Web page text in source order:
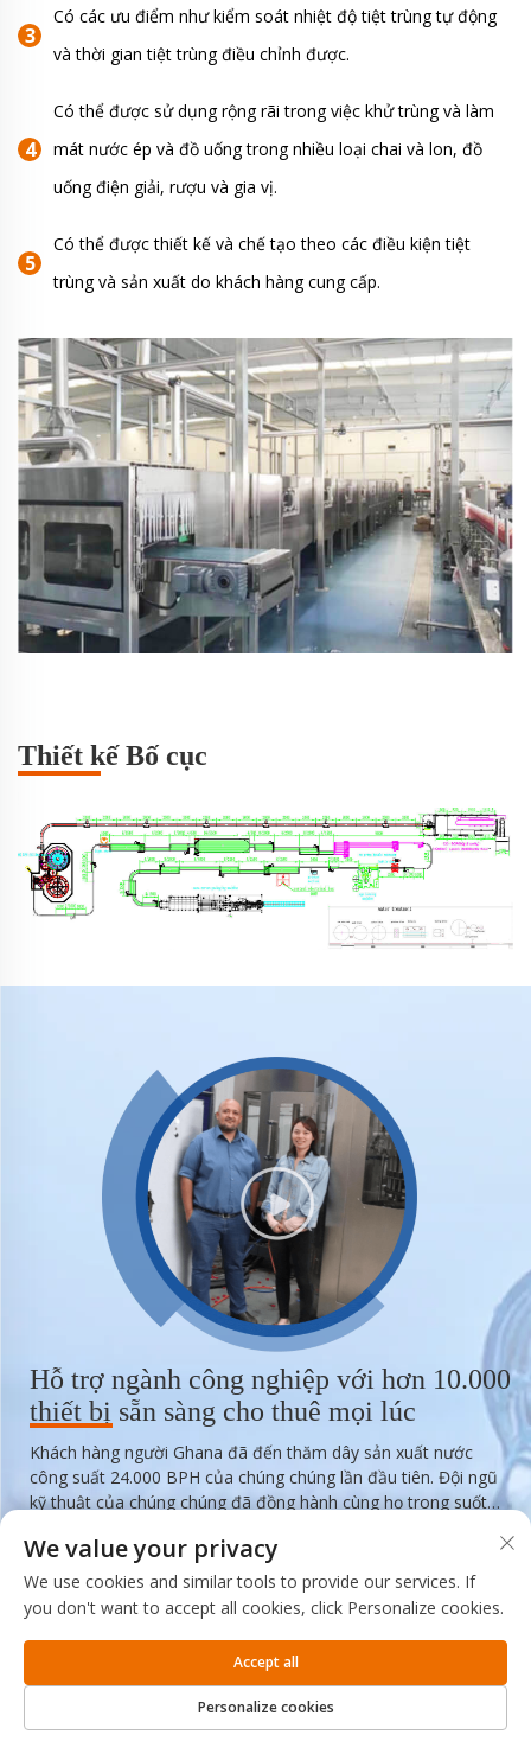
Có các ưu điểm như kiểm soát nhiệt độ tiệt trùng tự động
và thời gian tiệt trùng điều chỉnh được.
Có thể được sử dụng rộng rãi trong việc khử trùng và làm
mát nước ép và đồ uống trong nhiều loại chai và lon, đồ
uống điện giải, rượu và gia vị.
Có thể được thiết kế và chế tạo theo các điều kiện tiệt
trùng và sản xuất do khách hàng cung cấp.
Thiết kế Bố cục
Hỗ trợ ngành công nghiệp với hơn 10.000
thiết bị sẵn sàng cho thuê mọi lúc
Khách hàng người Ghana đã đến thăm dây sản xuất nước
công suất 24.000 BPH của chúng chúng lần đầu tiên. Đội ngũ
kỹ thuật của chúng chúng đã đồng hành cùng họ trong suốt
thổi khuôn, thiết bị xử lý nước, máy chiết, máy in laser, máy
dán nhãn và máy đóng gói, cũng như các quy trình sản xuất và
tiêu chuẩn kiểm soát chất lượng. Chúng chúng cũng đã trình
sát chi tiết hoạt động của thiết bị và tham vấn chúng chúng về
các vấn đề then chốt như sự ổn định năng lực sản xuất, mức
tiêu thụ năng lượng và bảo trì sau bán. Đội ngũ của chúng
chúng đã cung cấp câu trả lời chuyên nghiệp cho từng câu hỏi.
Máy chính
We value your privacy
We use cookies and similar tools to provide our services. If
you don't want to accept all cookies, click Personalize cookies.
Personalize cookies
Accept all